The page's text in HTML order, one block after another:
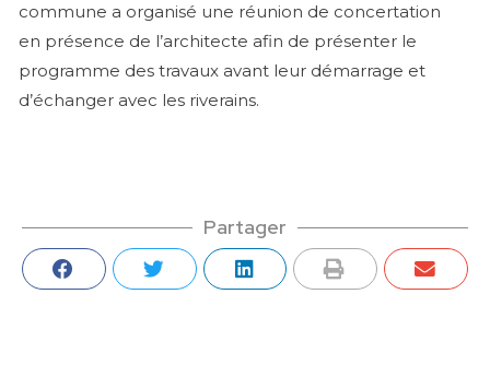
commune a organisé une réunion de concertation
en présence de l’architecte afin de présenter le
programme des travaux avant leur démarrage et
d’échanger avec les riverains.
Partager